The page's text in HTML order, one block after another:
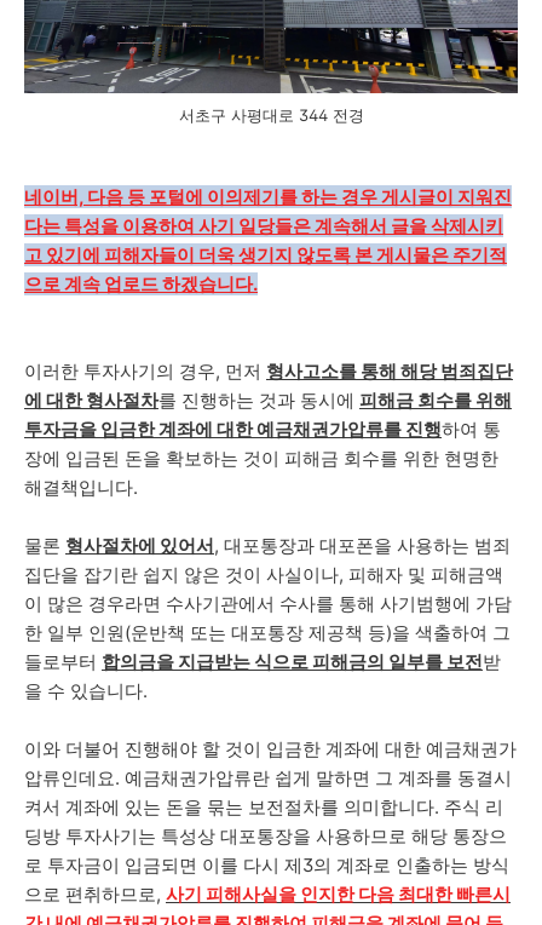
서초구 사평대로 344 전경
네이버, 다음 등 포털에 이의제기를 하는 경우 게시글이 지워진
다는 특성을 이용하여 사기 일당들은 계속해서 글을 삭제시키
고 있기에 피해자들이 더욱 생기지 않도록 본 게시물은 주기적
으로 계속 업로드 하겠습니다.
이러한 투자사기의 경우, 먼저 형사고소를 통해 해당 범죄집단
에 대한 형사절차를 진행하는 것과 동시에 피해금 회수를 위해
투자금을 입금한 계좌에 대한 예금채권가압류를 진행하여 통
장에 입금된 돈을 확보하는 것이 피해금 회수를 위한 현명한
해결책입니다.
물론 형사절차에 있어서, 대포통장과 대포폰을 사용하는 범죄
집단을 잡기란 쉽지 않은 것이 사실이나, 피해자 및 피해금액
이 많은 경우라면 수사기관에서 수사를 통해 사기범행에 가담
한 일부 인원(운반책 또는 대포통장 제공책 등)을 색출하여 그
들로부터 합의금을 지급받는 식으로 피해금의 일부를 보전받
을 수 있습니다.
이와 더불어 진행해야 할 것이 입금한 계좌에 대한 예금채권가
압류인데요. 예금채권가압류란 쉽게 말하면 그 계좌를 동결시
켜서 계좌에 있는 돈을 묶는 보전절차를 의미합니다. 주식 리
딩방 투자사기는 특성상 대포통장을 사용하므로 해당 통장으
로 투자금이 입금되면 이를 다시 제3의 계좌로 인출하는 방식
으로 편취하므로, 사기 피해사실을 인지한 다음 최대한 빠른시